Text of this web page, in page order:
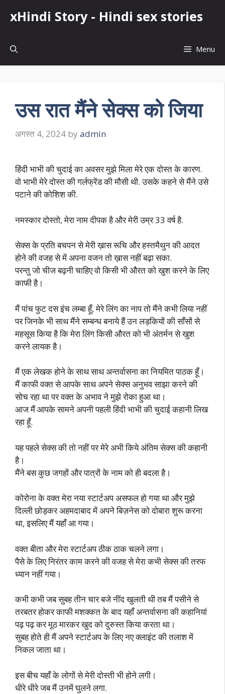
xHindi Story - Hindi sex stories
Menu
उस रात मैंने सेक्स को जिया
अगस्त 4, 2024 by admin
हिंदी भाभी की चुदाई का अवसर मुझे मिला मेरे एक दोस्त के कारण.
वो भाभी मेरे दोस्त की गर्लफ्रेंड की मौसी थी. उसके कहने से मैंने उसे
पटाने की कोशिश की.
नमस्कार दोस्तो, मेरा नाम दीपक है और मेरी उम्र 33 वर्ष है.
सेक्स के प्रति बचपन से मेरी ख़ास रूचि और हस्तमैथुन की आदत
होने की वजह से में अपना वजन तो ख़ास नहीं बढ़ा सका.
परन्तु जो चीज बढ़नी चाहिए वो किसी भी औरत को खुश करने के लिए
काफी है।
मैं पांच फुट दस इंच लम्बा हूँ, मेरे लिंग का नाप तो मैंने कभी लिया नहीं
पर जिनके भी साथ मैंने सम्बन्ध बनाये हैं उन लड़कियों की साँसों से
महसूस किया है कि मेरा लिंग किसी औरत को भी अंतर्मन से खुश
करने लायक है।
मैं एक लेखक होने के साथ साथ अन्तर्वासना का नियमित पाठक हूँ।
मैं काफी वक्त से आपके साथ अपने सेक्स अनुभव साझा करने की
सोच रहा था पर वक्त के अभाव ने मुझे रोका हुआ था।
आज मैं आपके सामने अपनी पहली हिंदी भाभी की चुदाई कहानी लिख
रहा हूँ.
यह पहले सेक्स की तो नहीं पर मेरे अभी किये अंतिम सेक्स की कहानी
है।
मैंने बस कुछ जगहों और पात्रों के नाम को ही बदला है।
कोरोना के वक्त मेरा नया स्टार्टअप असफल हो गया था और मुझे
दिल्ली छोड़कर अहमदाबाद में अपने बिज़नेस को दोबारा शुरू करना
था, इसलिए मैं यहाँ आ गया।
वक्त बीता और मेरा स्टार्टअप ठीक ठाक चलने लगा।
पैसे के लिए निरंतर काम करने की वजह से मेरा कभी सेक्स की तरफ
ध्यान नहीं गया।
कभी कभी जब सुबह तीन चार बजे नींद खुलती थी तब मैं पसीने से
तरबतर होकर काफी मशक्कत के बाद यहाँ अन्तर्वासना की कहानियां
पढ़ पढ़ कर मूठ मारकर खुद को दुरुस्त किया करता था।
सुबह होते ही मैं अपने स्टार्टअप के लिए नए क्लाइंट की तलाश में
निकल जाता था।
इस बीच यहाँ के लोगों से मेरी दोस्ती भी होने लगी।
धीरे धीरे जब मैं उनमें घुलने लगा.